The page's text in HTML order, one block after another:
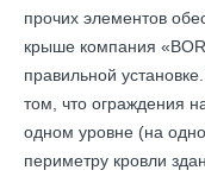
прочих элементов
крыше компания
правильной
том, что ограждения
одном уровне (на
периметру кровли